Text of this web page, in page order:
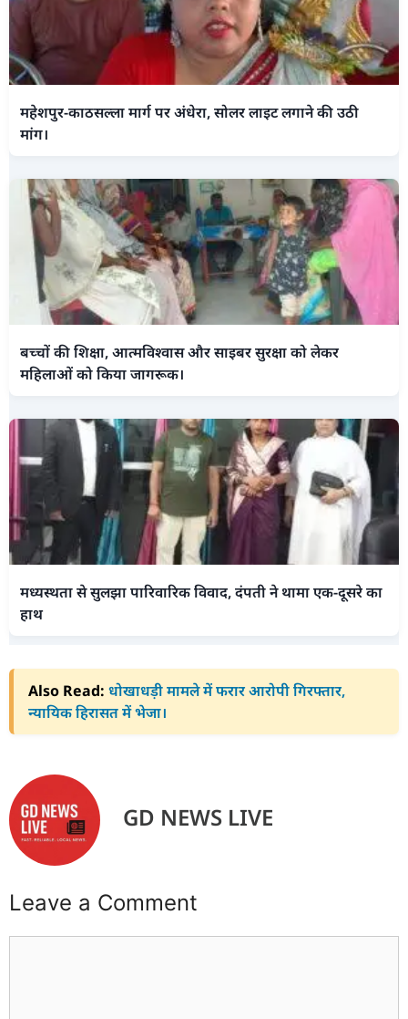
महेशपुर-काठसल्ला मार्ग पर अंधेरा, सोलर लाइट लगाने की उठी
मांग।
बच्चों की शिक्षा, आत्मविश्वास और साइबर सुरक्षा को लेकर
महिलाओं को किया जागरूक।
मध्यस्थता से सुलझा पारिवारिक विवाद, दंपती ने थामा एक-दूसरे का
हाथ
Also Read: धोखाधड़ी मामले में फरार आरोपी गिरफ्तार,
न्यायिक हिरासत में भेजा।
GD NEWS LIVE
Leave a Comment